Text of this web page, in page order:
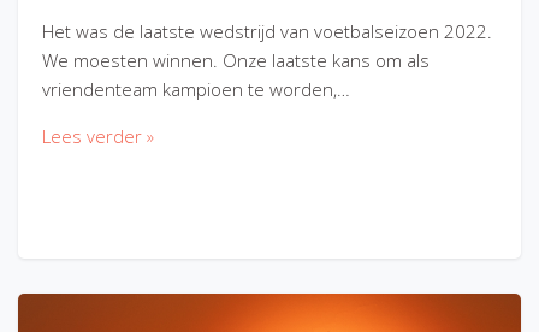
Het was de laatste wedstrijd van voetbalseizoen 2022.
We moesten winnen. Onze laatste kans om als
vriendenteam kampioen te worden,…
Lees verder »